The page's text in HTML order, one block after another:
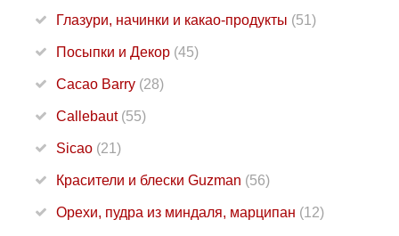
Глазури, начинки и какао-продукты (51)
Посыпки и Декор (45)
Cacao Barry (28)
Callebaut (55)
Sicao (21)
Красители и блески Guzman (56)
Орехи, пудра из миндаля, марципан (12)